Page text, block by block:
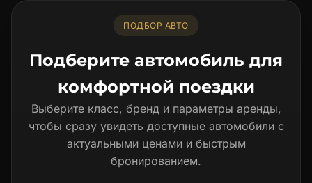
ПОДБОР АВТО
Подберите автомобиль для
комфортной поездки
Выберите класс, бренд и параметры аренды,
чтобы сразу увидеть доступные автомобили с
актуальными ценами и быстрым
бронированием.